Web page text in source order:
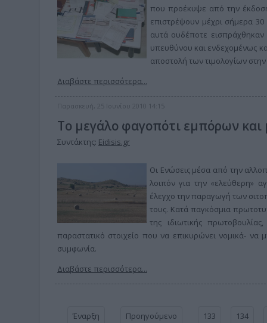
που προέκυψε από την
επιστρέψουν μέχρι σήμερα
αυτά ουδέποτε εισπράχθηκαν
υπευθύνου και ενδεχομένως
αποστολή των τιμολογίων στην
Διαβάστε περισσότερα...
Παρασκευή, 25 Ιουνίου 2010 14:15
Το μεγάλο φαγοπότι εμπόρων
Συντάκτης: Eidisis.gr
Οι Ενώσεις μέσα από την
λοιπόν για την «ελεύθερη»
έλεγχο την παραγωγή των
τους. Κατά παγκόσμια
της ιδιωτικής
παραστατικό στοιχείο που να επικυρώνει νομικά- να
συμφωνία.
Διαβάστε περισσότερα...
Έναρξη Προηγούμενο 133 134